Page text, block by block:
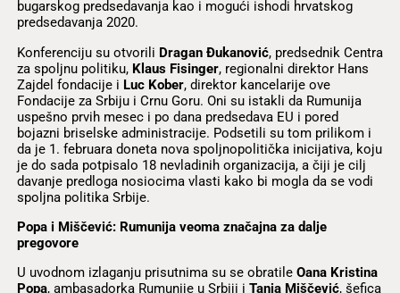
bugarskog predsedavanja kao i mogući ishodi hrvatskog
predsedavanja 2020.
Konferenciju su otvorili Dragan Đukanović, predsednik Centra
za spoljnu politiku, Klaus Fisinger, regionalni direktor Hans
Zajdel fondacije i Luc Kober, direktor kancelarije ove
Fondacije za Srbiju i Crnu Goru. Oni su istakli da Rumunija
uspešno prvih mesec i po dana predsedava EU i pored
bojazni briselske administracije. Podsetili su tom prilikom i
da je 1. februara doneta nova spoljnopolitička inicijativa, koju
je do sada potpisalo 18 nevladinih organizacija, a čiji je cilj
davanje predloga nosiocima vlasti kako bi mogla da se vodi
spoljna politika Srbije.
Popa i Miščević: Rumunija veoma značajna za dalje
pregovore
U uvodnom izlaganju prisutnima su se obratile Oana Kristina
Popa, ambasadorka Rumunije u Srbiji i Tanja Miščević, šefica